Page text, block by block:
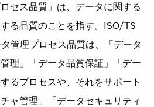
セス品質」は、データに関する
る品質のことを指す。ISO/TS
管理プロセス品質は、「データ
理」「データ品質保証」「デー
るプロセスや、それをサポート
ャ管理」「データセキュリティ